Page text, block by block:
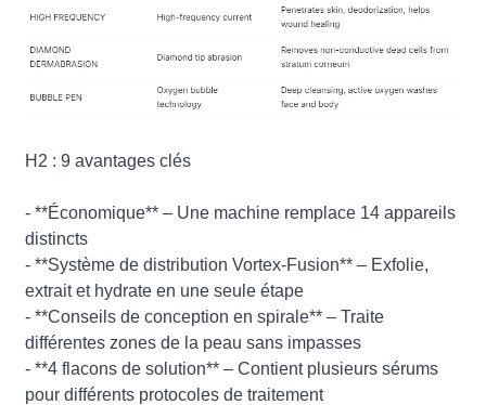
H2 : 9 avantages clés
- **Économique** – Une machine remplace 14 appareils
distincts
- **Système de distribution Vortex-Fusion** – Exfolie,
extrait et hydrate en une seule étape
- **Conseils de conception en spirale** – Traite
différentes zones de la peau sans impasses
- **4 flacons de solution** – Contient plusieurs sérums
pour différents protocoles de traitement